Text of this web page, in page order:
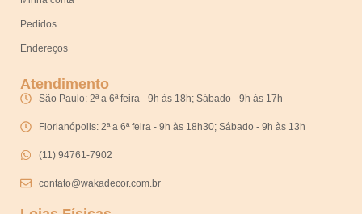
Pedidos
Endereços
Atendimento
São Paulo: 2ª a 6ª feira - 9h às 18h; Sábado - 9h às 17h
Florianópolis: 2ª a 6ª feira - 9h às 18h30; Sábado - 9h às 13h
(11) 94761-7902
contato@wakadecor.com.br